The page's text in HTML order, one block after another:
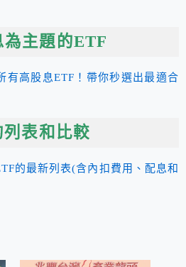
為主題的ETF
有高股息ETF！帶你秒選出最適合
表和比較
的最新列表(含內扣費用、配息和